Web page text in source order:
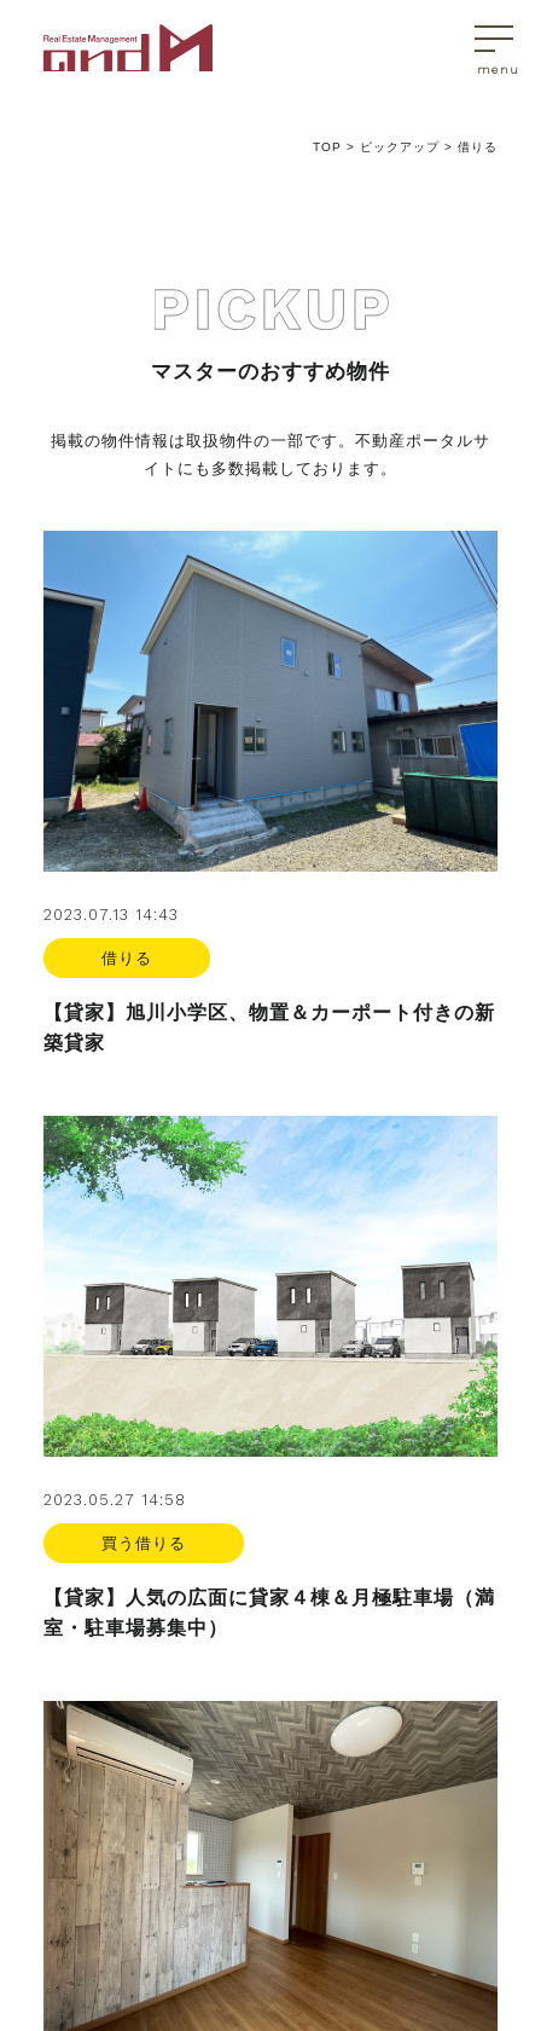
アンドエムが選ばれる理由
不動産のお悩み解決
マスターおすすめ物件
会社概要
スタッフ紹介
マスターのブログ
FAX. 018-853-5781
開催日：平日9:30－17:30／
土曜10:00－15:00（要予約）
定休日：第2第4土曜日および日曜祝祭日
無料相談、お問い合わせはこちら
TOP > ピックアップ >借りる
マスターのおすすめ物件
掲載の物件情報は取扱物件の一部です。不動産ポータルサ
イトにも多数掲載しております。
2023.07.13 14:43
借りる
【貸家】旭川小学区、物置＆カーポート付きの新
築貸家
2023.05.27 14:58
買う借りる
【貸家】人気の広面に貸家４棟＆月極駐車場（満
室・駐車場募集中）